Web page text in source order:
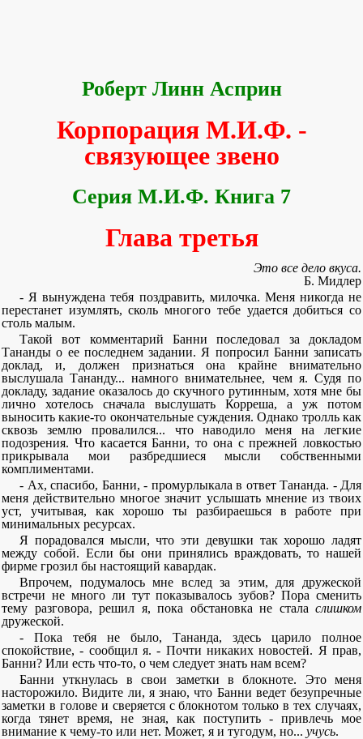
Роберт Линн Асприн
Корпорация М.И.Ф. -
связующее звено
Серия М.И.Ф. Книга 7
Глава третья
Это все дело вкуса.
Б. Мидлер
- Я вынуждена тебя поздравить, милочка. Меня никогда не
перестанет изумлять, сколь многого тебе удается добиться со
столь малым.
Такой вот комментарий Банни последовал за докладом
Тананды о ее последнем задании. Я попросил Банни записать
доклад, и, должен признаться она крайне внимательно
выслушала Тананду... намного внимательнее, чем я. Судя по
докладу, задание оказалось до скучного рутинным, хотя мне бы
лично хотелось сначала выслушать Корреша, а уж потом
выносить какие-то окончательные суждения. Однако тролль как
сквозь землю провалился... что наводило меня на легкие
подозрения. Что касается Банни, то она с прежней ловкостью
прикрывала мои разбредшиеся мысли собственными
комплиментами.
- Ах, спасибо, Банни, - промурлыкала в ответ Тананда. - Для
меня действительно многое значит услышать мнение из твоих
уст, учитывая, как хорошо ты разбираешься в работе при
минимальных ресурсах.
Я порадовался мысли, что эти девушки так хорошо ладят
между собой. Если бы они принялись враждовать, то нашей
фирме грозил бы настоящий кавардак.
Впрочем, подумалось мне вслед за этим, для дружеской
встречи не много ли тут показывалось зубов? Пора сменить
тему разговора, решил я, пока обстановка не стала слишком
дружеской.
- Пока тебя не было, Тананда, здесь царило полное
спокойствие, - сообщил я. - Почти никаких новостей. Я прав,
Банни? Или есть что-то, о чем следует знать нам всем?
Банни уткнулась в свои заметки в блокноте. Это меня
насторожило. Видите ли, я знаю, что Банни ведет безупречные
заметки в голове и сверяется с блокнотом только в тех случаях,
когда тянет время, не зная, как поступить - привлечь мое
внимание к чему-то или нет. Может, я и тугодум, но... учусь.